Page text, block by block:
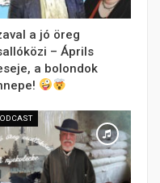
a jó öreg
– Áprils
a bolondok